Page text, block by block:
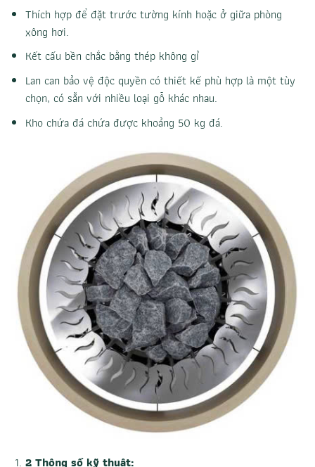
Thích hợp để đặt trước tường kính hoặc ở giữa phòng
xông hơi.
Kết cấu bền chắc bằng thép không gỉ
Lan can bảo vệ độc quyền có thiết kế phù hợp là một tùy
chọn, có sẵn với nhiều loại gỗ khác nhau.
Kho chứa đá chứa được khoảng 50 kg đá.
2 Thông số kỹ thuật: